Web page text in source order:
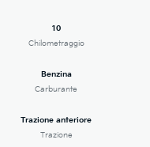
10
Chilometraggio
Benzina
Carburante
Trazione anteriore
Trazione